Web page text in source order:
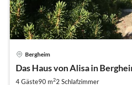
Bergheim
Das Haus von Alisa in
4 Gäste90 m22 Schlafzimmer